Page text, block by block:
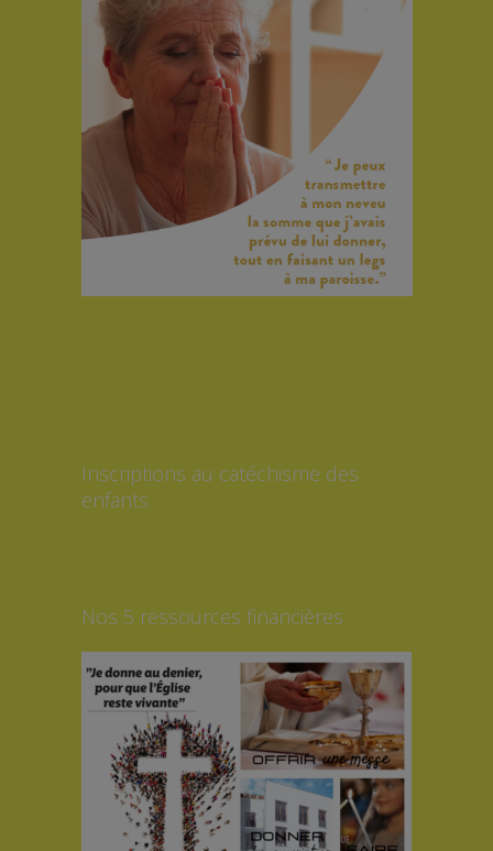
Inscriptions au catéchisme des
enfants
Nos 5 ressources financières